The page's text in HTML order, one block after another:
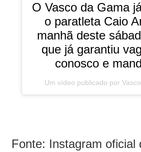
O Vasco da Gama
o paratleta Caio
manhã deste
que já garantiu
conosco e
Um vídeo publicado por
Fonte: Instagram oficial